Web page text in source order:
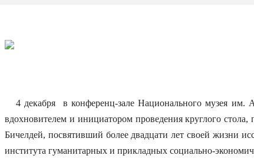
4 декабря в конференц-зале Национального музея им.
вдохновителем и инициатором проведения круглого
Бичелдей, посвятивший более двадцати лет своей жизни
института гуманитарных и прикладных социально-